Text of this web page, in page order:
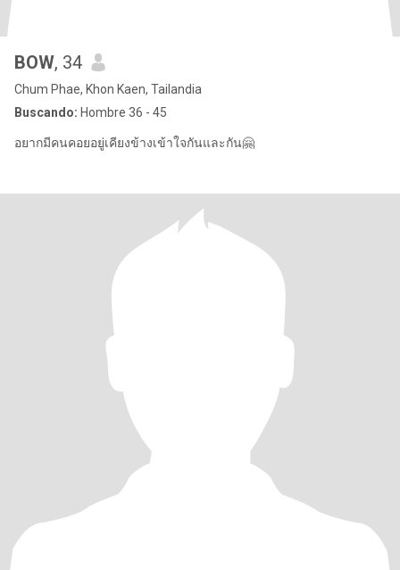
BOW, 34
Chum Phae, Khon Kaen, Tailandia
Buscando: Hombre 36 - 45
อยากมีคนคอยอยู่เคียงข้างเข้าใจกันและกัน🤗